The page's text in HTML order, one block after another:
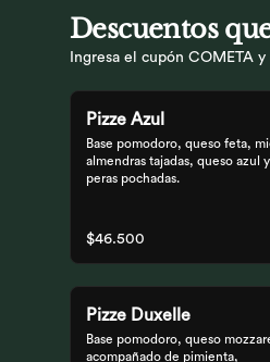
Descuentos
Ingresa el cupón COMETA
Pizze Azul
Base pomodoro, queso feta,
almendras tajadas, queso azul y
peras pochadas.
$46.500
Pizze Duxelle
Base pomodoro, queso
acompañado de pimienta,